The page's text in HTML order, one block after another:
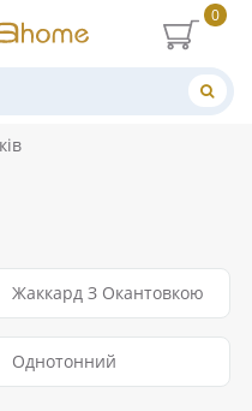
0
Жаккард З Окантовкою
Однотонний